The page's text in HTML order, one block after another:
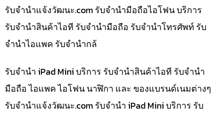
รับจํานําแจ้งวัฒนะ.com รับจำนำมือถือไอโฟน บริการ
รับจำนำสินค้าไอที รับจำนำมือถือ รับจำนำโทรศัพท์ รับ
จำนำไอแพค รับจำนำกล้
รับจำนำ iPad Mini บริการ รับจำนำสินค้าไอที รับจำนำ
มือถือ ไอแพค ไอโฟน นาฬิกา และ ของแบรนด์เนมต่างๆ
รับจํานําแจ้งวัฒนะ.com รับจำนำ iPad Mini บริการ รับ